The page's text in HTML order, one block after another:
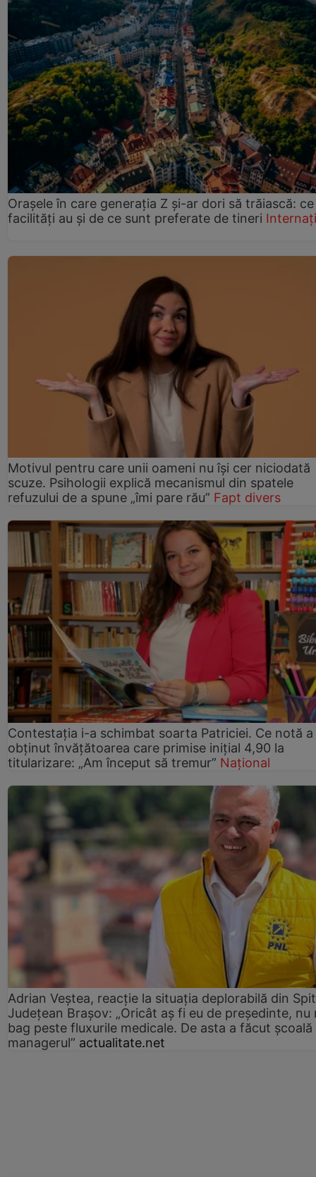
Orașele în care generația Z și-ar dori să trăiască: ce
facilități au și de ce sunt preferate de tineri
Motivul pentru care unii oameni nu își cer niciodată
scuze. Psihologii explică mecanismul din spatele
refuzului de a spune „îmi pare rău” Fapt divers
Contestația i-a schimbat soarta Patriciei. Ce notă a
obținut învățătoarea care primise inițial 4,90 la
titularizare: „Am început să tremur” Național
Adrian Veștea, reacție la situația deplorabilă din
Județean Brașov: „Oricât aș fi eu de președinte, nu
bag peste fluxurile medicale. De asta a făcut școală
managerul” actualitate.net